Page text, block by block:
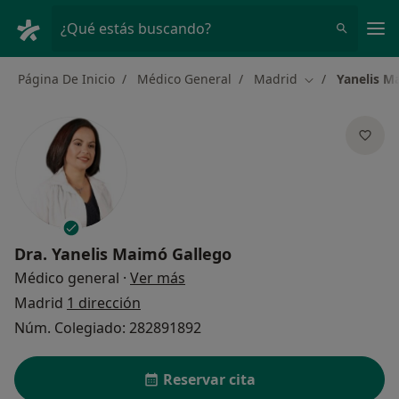
¿Qué estás buscando?
Página De Inicio Médico General Madrid Cambiar de
Yanelis
Dra. Yanelis Maimó Gallego
Médico general · Ver más
Madrid 1 dirección
Núm. Colegiado: 282891892
Reservar cita